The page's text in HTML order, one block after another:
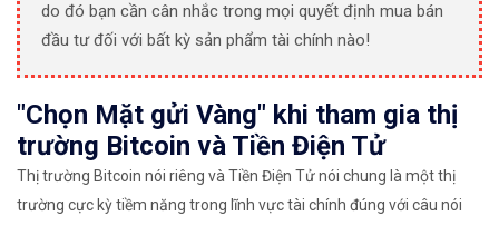
do đó bạn cần cân nhắc trong mọi quyết định mua bán
đầu tư đối với bất kỳ sản phẩm tài chính nào!
"Chọn Mặt gửi Vàng" khi tham gia thị
trường Bitcoin và Tiền Điện Tử
Thị trường Bitcoin nói riêng và Tiền Điện Tử nói chung là một thị
trường cực kỳ tiềm năng trong lĩnh vực tài chính đúng với câu nói